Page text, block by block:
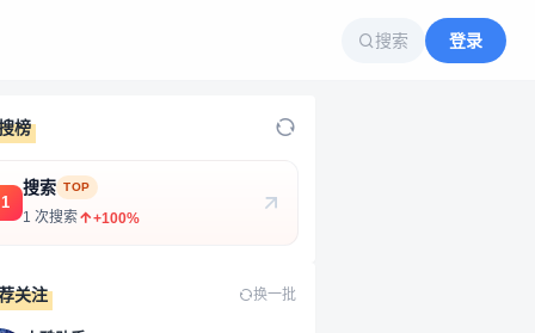
搜索 登录
榜
1
搜索 TOP
1 次搜索 +100%
关注 换一批